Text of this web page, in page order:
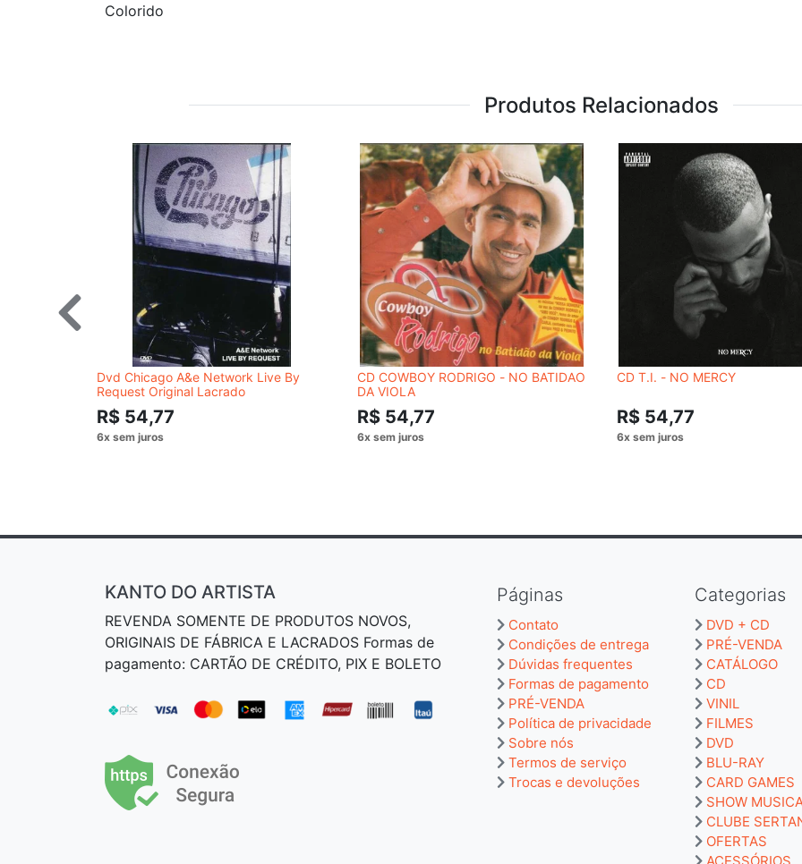
Colorido
Produtos Relacionados
Dvd Chicago A&e Network Live By
Request Original Lacrado
R$ 54,77
CD COWBOY RODRIGO - NO BATIDAO
DA VIOLA
R$ 54,77
CD T.I. - NO MERCY
R$ 54,77
Páginas
Contato
Condições de entrega
Dúvidas frequentes
Formas de pagamento
PRÉ-VENDA
Política de privacidade
Sobre nós
Termos de serviço
Trocas e devoluções
Categorias
DVD + CD
PRÉ-VENDA
CATÁLOGO
CD
VINIL
FILMES
DVD
BLU-RAY
CARD GAMES
SHOW
CLUBE
OFERTAS
ACESSÓRIOS
KANTO DO ARTISTA
REVENDA SOMENTE DE PRODUTOS NOVOS,
ORIGINAIS DE FÁBRICA E LACRADOS Formas de
pagamento: CARTÃO DE CRÉDITO, PIX E BOLETO